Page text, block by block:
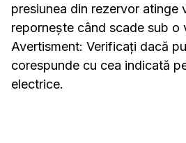
presiunea din rezervor atinge
repornește când scade sub o
Avertisment: Verificați dacă
corespunde cu cea indicată
electrice.